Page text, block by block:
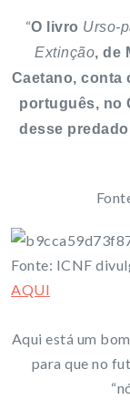
“O livro Urso-
Extinção, de
Caetano, conta
português, no
desse
Fonte: ICNF
AQUI
Aqui está um
para que no